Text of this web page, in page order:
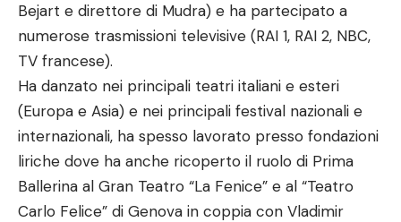
Bejart e direttore di Mudra) e ha partecipato a
numerose trasmissioni televisive (RAI 1, RAI 2, NBC,
TV francese).
Ha danzato nei principali teatri italiani e esteri
(Europa e Asia) e nei principali festival nazionali e
internazionali, ha spesso lavorato presso fondazioni
liriche dove ha anche ricoperto il ruolo di Prima
Ballerina al Gran Teatro “La Fenice” e al “Teatro
Carlo Felice” di Genova in coppia con Vladimir